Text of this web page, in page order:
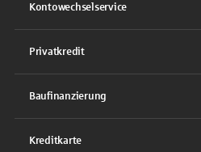
Kontowechselservice
Privatkredit
Baufinanzierung
Kreditkarte